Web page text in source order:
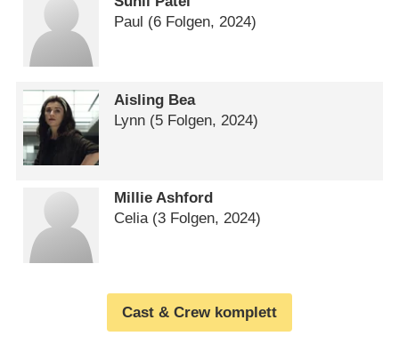
Paul (6 Folgen, 2024)
Aisling Bea
Lynn (5 Folgen, 2024)
Millie Ashford
Celia(3 Folgen, 2024)
Cast & Crew komplett